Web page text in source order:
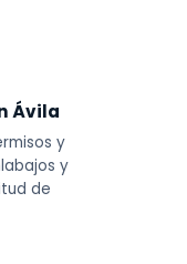
Ávila
y
y
de